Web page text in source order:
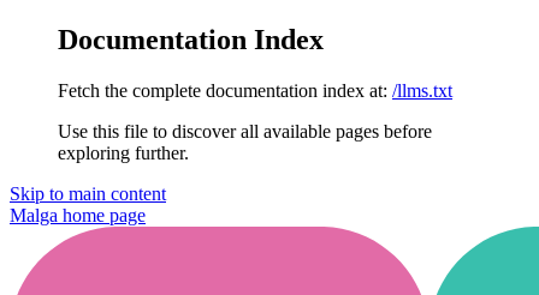
Documentation Index
Fetch the complete documentation index at: /llms.txt
Use this file to discover all available pages before
exploring further.
Skip to main content
Malga home page